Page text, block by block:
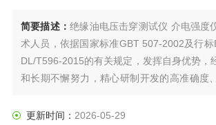
简要描述：绝缘油电压击穿测试仪 介电强度
术人员，依据国家标准GBT 507-2002及行
DL/T596-2015的有关规定，发挥自身优势，
和长期不懈努力，精心研制开发的高准确度
微机控制，所以测量精度高、抗干扰能力强、
更新时间： 2026-05-29